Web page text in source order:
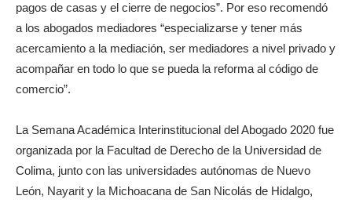
pagos de casas y el cierre de negocios”. Por eso recomendó
a los abogados mediadores “especializarse y tener más
acercamiento a la mediación, ser mediadores a nivel privado y
acompañar en todo lo que se pueda la reforma al código de
comercio”.
La Semana Académica Interinstitucional del Abogado 2020 fue
organizada por la Facultad de Derecho de la Universidad de
Colima, junto con las universidades autónomas de Nuevo
León, Nayarit y la Michoacana de San Nicolás de Hidalgo,